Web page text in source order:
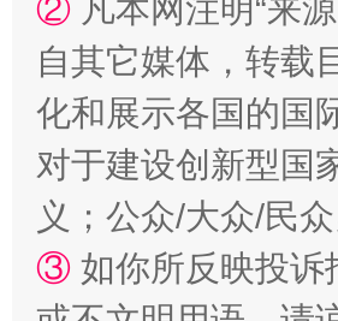
招工难、用工荒背后
② 凡本网注明“来
自其它媒体，转载
化和展示各国的国
对于建设创新型国
义；公众/大众/民
③ 如你所反映投诉